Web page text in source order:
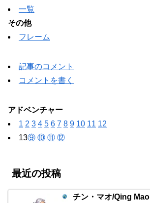
一覧
その他
フレーム
記事のコメント
コメントを書く
アドベンチャー
1 2 3 4 5 6 7 8 9 10 11 12
13⑨ ⑩ ⑪ ⑫
最近の投稿
チン・マオ/Qing Mao